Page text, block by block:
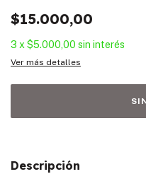
$15.000,00
3 x$5.000,00 sin interés
Ver más detalles
Descripción